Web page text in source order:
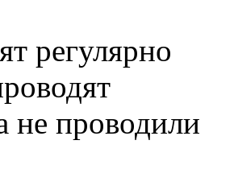
регулярно
не проводили